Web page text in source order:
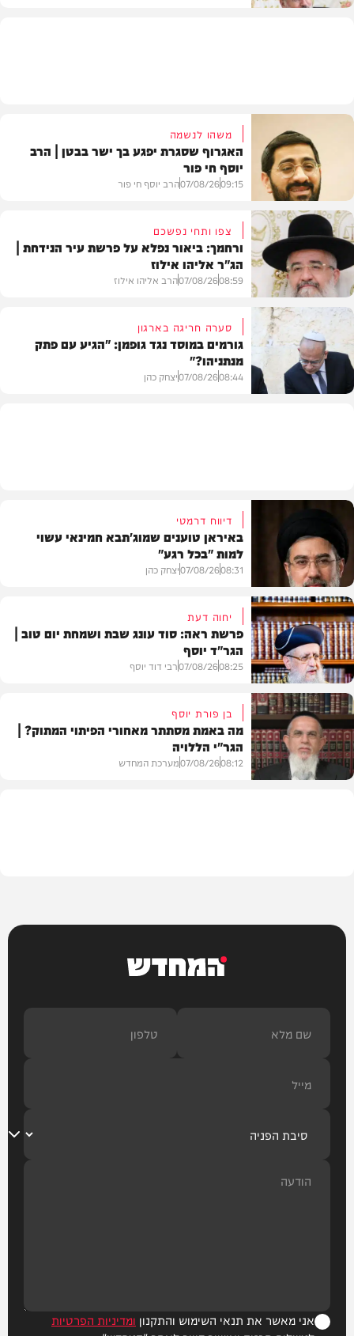
וידאו
משהו לנשמה
האגרוף שסגרת יפגע בך ישר בבטן | הרב
יוסף חי פור
09:15
07/08/26הרב יוסף חי פור
וידאו
צפו ותחי נפשכם
ורחמך: ביאור נפלא על פרשת עיר הנידחת |
הג"ר אליהו אילוז
08:59
07/08/26הרב אליהו אילוז
סערה חריגה בארגון
גורמים במוסד נגד גופמן: "הגיע עם פתק
מנתניהו?"
08:44
07/08/26יצחק כהן
חדשות
דיווח דרמטי
באיראן טוענים שמוג'תבא חמינאי עשוי
למות "בכל רגע"
08:31
07/08/26יצחק כהן
וידאו
יחוה דעת
פרשת ראה: סוד עונג שבת ושמחת יום טוב |
הגר"ד יוסף
08:25
07/08/26רבי דוד יוסף
בן פורת יוסף
מה באמת מסתתר מאחורי הפיתוי המתוק? |
הגר"י הללויה
08:12
07/08/26מערכת המחדש
המחדש
אני מאשר את תנאי השימוש והתקנון ומדיניות הפרטיות